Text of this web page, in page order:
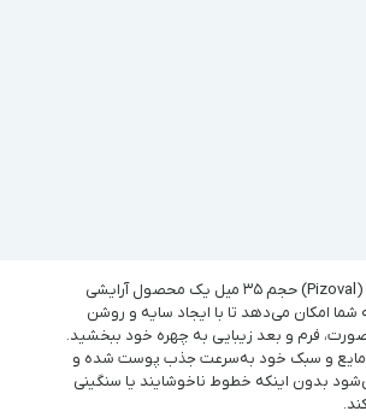
کانتور مایع پیزاول (Pizoval) حجم ۳۵ میل یک محصول آرایشی
امکان می‌دهد تا با ایجاد سایه و روشن
فرم و بعد زیبایی به چهره خود ببخشید.
مایع و سبک خود به‌سرعت جذب پوست شده و
بدون اینکه خطوط ناخوشایند یا سنگینی